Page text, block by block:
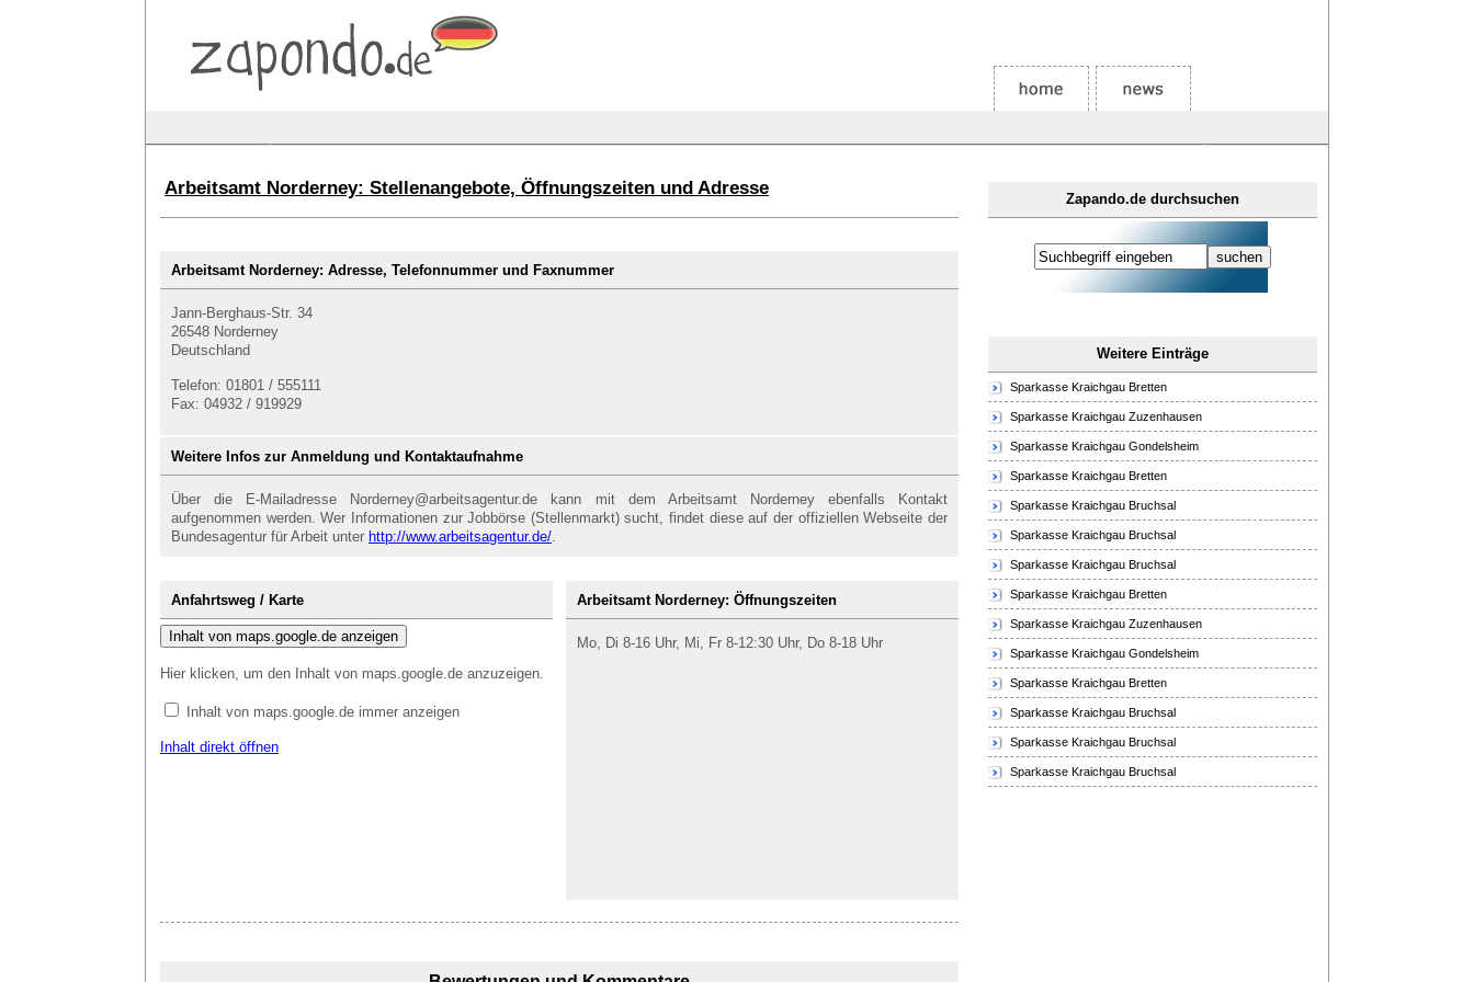
Zapando.de durchsuchen
Weitere Einträge
Sparkasse Kraichgau Bretten
Sparkasse Kraichgau Zuzenhausen
Sparkasse Kraichgau Gondelsheim
Sparkasse Kraichgau Bretten
Sparkasse Kraichgau Bruchsal
Sparkasse Kraichgau Bruchsal
Sparkasse Kraichgau Bruchsal
Sparkasse Kraichgau Bretten
Sparkasse Kraichgau Zuzenhausen
Sparkasse Kraichgau Gondelsheim
Sparkasse Kraichgau Bretten
Sparkasse Kraichgau Bruchsal
Sparkasse Kraichgau Bruchsal
Sparkasse Kraichgau Bruchsal
Arbeitsamt Norderney: Stellenangebote, Öffnungszeiten und Adresse
Arbeitsamt Norderney: Adresse, Telefonnummer und Faxnummer
Jann-Berghaus-Str. 34
26548 Norderney
Deutschland
Telefon: 01801 / 555111
Fax: 04932 / 919929
Weitere Infos zur Anmeldung und Kontaktaufnahme
Über die E-Mailadresse Norderney@arbeitsagentur.de kann mit dem Arbeitsamt Norderney ebenfalls Kontakt
aufgenommen werden. Wer Informationen zur Jobbörse (Stellenmarkt) sucht, findet diese auf der offiziellen Webseite der
Bundesagentur für Arbeit unter http://www.arbeitsagentur.de/.
Anfahrtsweg / Karte
Inhalt von maps.google.de anzeigen
Hier klicken, um den Inhalt von maps.google.de anzuzeigen.
Inhalt von maps.google.de immer anzeigen
Inhalt direkt öffnen
Arbeitsamt Norderney: Öffnungszeiten
Mo, Di 8-16 Uhr, Mi, Fr 8-12:30 Uhr, Do 8-18 Uhr